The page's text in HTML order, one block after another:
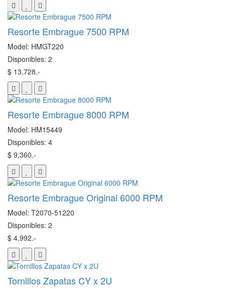
Resorte Embrague 7500 RPM
Model: HMGT220
Disponibles: 2
$ 13,728.-
Resorte Embrague 8000 RPM
Model: HM15449
Disponibles: 4
$ 9,360.-
Resorte Embrague Original 6000 RPM
Model: T2070-51220
Disponibles: 2
$ 4,992.-
Tornillos Zapatas CY x 2U